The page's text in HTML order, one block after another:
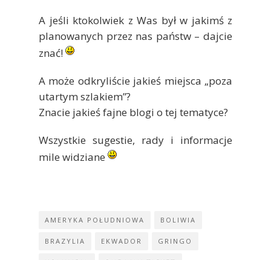
A jeśli ktokolwiek z Was był w jakimś z
planowanych przez nas państw – dajcie
znać!
A może odkryliście jakieś miejsca „poza
utartym szlakiem”?
Znacie jakieś fajne blogi o tej tematyce?
Wszystkie sugestie, rady i informacje
mile widziane
AMERYKA POŁUDNIOWA BOLIWIA
BRAZYLIA EKWADOR GRINGO